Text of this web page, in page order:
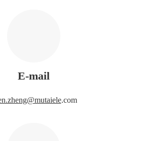
E-mail
.com